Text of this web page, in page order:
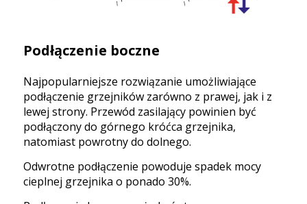
Podłączenie boczne
Najpopularniejsze rozwiązanie umożliwiające
podłączenie grzejników zarówno z prawej, jak i z
lewej strony. Przewód zasilający powinien być
podłączony do górnego króćca grzejnika,
natomiast powrotny do dolnego.
Odwrotne podłączenie powoduje spadek mocy
cieplnej grzejnika o ponado 30%.